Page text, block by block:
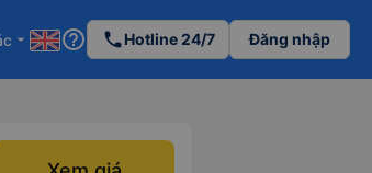
arrow_drop_down help_outline phoneHotline 24/7 Đăng nhập